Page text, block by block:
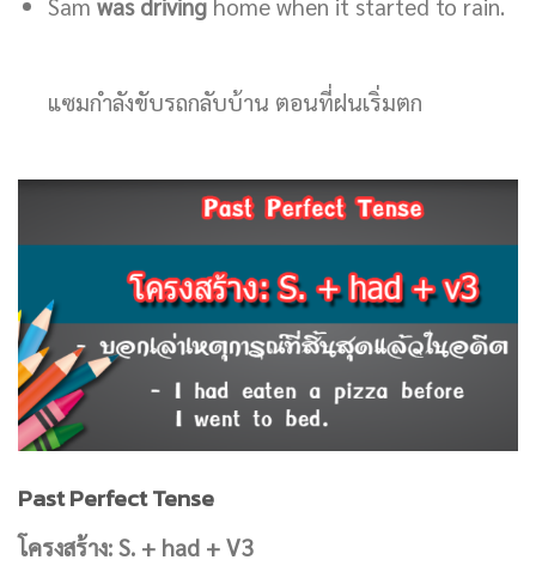
แซมกำลังขับรถกลับบ้าน ตอนที่ฝนเริ่มตก
Past Perfect Tense
โครงสร้าง: S. + had + V3